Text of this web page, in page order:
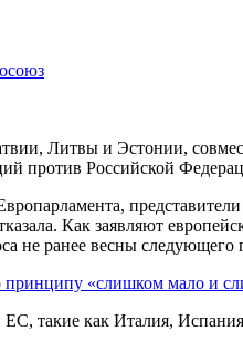
Литвы и Эстонии,
против Российской
Как заявляют
не ранее весны следующего
принципу «слишком мало и
ЕС, такие как Италия,